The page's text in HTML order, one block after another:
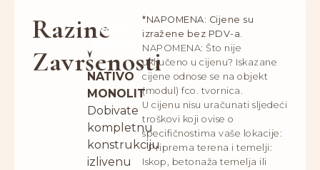
Razine
Završenosti
NATIVO
MONOLIT
NATIVO
MONOLIT
Dobivate
kompletnu
konstrukciju
izlivenu
*NAPOMENA: Cijene su
izražene bez PDV-a.
NAPOMENA: Što nije
uključeno u cijenu? Iskazane
cijene odnose se na objekt
(modul) fco. tvornica.
U cijenu nisu uračunati sljedeći
troškovi koji ovise o
specifičnostima vaše lokacije:
- Priprema terena i temelji:
Iskop, betonaža temelja ili